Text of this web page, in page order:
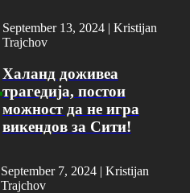
September 13, 2024 | Kristijan
Trajchov
Халанд доживеа
трагедија, постои
можност да не игра
викендов за Сити!
September 7, 2024 | Kristijan
Trajchov